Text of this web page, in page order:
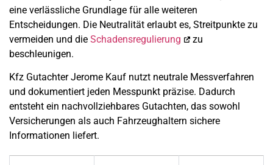
eine verlässliche Grundlage für alle weiteren
Entscheidungen. Die Neutralität erlaubt es, Streitpunkte zu
vermeiden und die Schadensregulierung
zu
beschleunigen.
Kfz Gutachter Jerome Kauf nutzt neutrale Messverfahren
und dokumentiert jeden Messpunkt präzise. Dadurch
entsteht ein nachvollziehbares Gutachten, das sowohl
Versicherungen als auch Fahrzeughaltern sichere
Informationen liefert.